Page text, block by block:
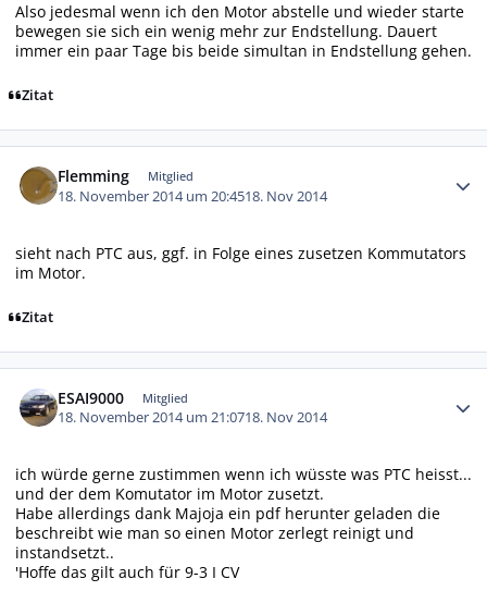
Also jedesmal wenn ich den Motor abstelle und wieder starte
bewegen sie sich ein wenig mehr zur Endstellung. Dauert
immer ein paar Tage bis beide simultan in Endstellung gehen.
Zitat
Flemming Mitglied
18. November 2014 um 20:4518. Nov 2014
sieht nach PTC aus, ggf. in Folge eines zusetzen Kommutators
im Motor.
Zitat
ESAI9000 Mitglied
18. November 2014 um 21:0718. Nov 2014
ich würde gerne zustimmen wenn ich wüsste was PTC heisst...
und der dem Komutator im Motor zusetzt.
Habe allerdings dank Majoja ein pdf herunter geladen die
beschreibt wie man so einen Motor zerlegt reinigt und
instandsetzt..
'Hoffe das gilt auch für 9-3 I CV